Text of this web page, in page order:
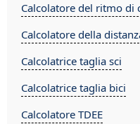
Calcolatore del ritmo di
Calcolatore della
Calcolatrice taglia sci
Calcolatrice taglia bici
Calcolatore TDEE